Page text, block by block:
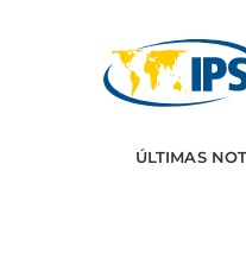
ÚLTIMAS